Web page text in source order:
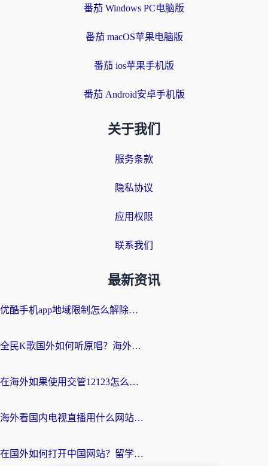
番茄 Windows PC电脑版
番茄 macOS苹果电脑版
番茄 ios苹果手机版
番茄 Android安卓手机版
关于我们
服务条款
隐私协议
应用权限
联系我们
最新资讯
优酷手机app地域限制怎么解除？海外党亲测有效的追剧方案
全民K歌国外如何听原唱？海外党亲测有效的回国加速器选择指南
在海外如果使用交管12123怎么处理？留学生亲测有效的回国加速方案
海外看国内电视直播用什么网站比较好？一篇解决你所有追剧难题的实用指南
在国外如何打开中国网站？留学生与海外华人的无缝访问指南